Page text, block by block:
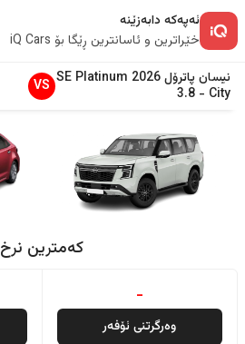
ئەپەکە دابەزێنە
خێراترین و ئاسانترین ڕێگا بۆ iQ Cars
نیسان پاترۆل2026
SE Platinum
City
-
3.8
VS
کەمترین نرخ
-
وەرگرتنی ئۆفەر